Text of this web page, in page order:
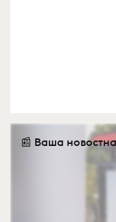
📰 Ваша